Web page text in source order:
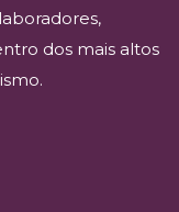
dos mais altos